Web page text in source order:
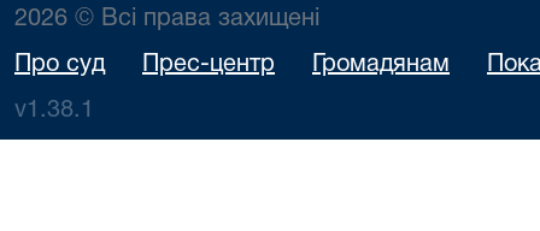
2026 © Всі права захищені
Про суд Прес-центр Громадянам
v1.38.1